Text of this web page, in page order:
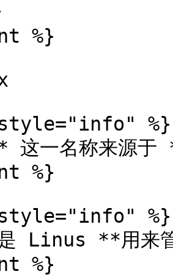
%}
%}
这一名称来源
%}
%}
**用来管
%}